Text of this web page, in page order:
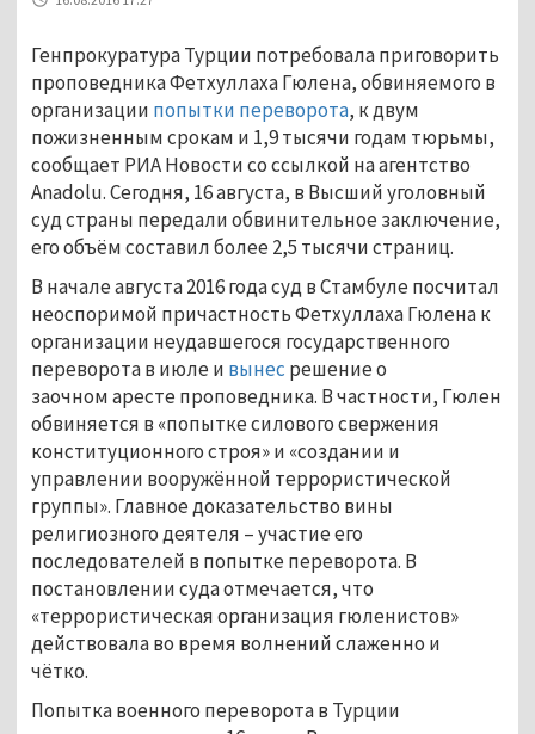
Генпрокуратура Турции потребовала приговорить
проповедника Фетхуллаха Гюлена, обвиняемого в
организации попытки переворота, к двум
пожизненным срокам и 1,9 тысячи годам тюрьмы,
сообщает РИА Новости со ссылкой на агентство
Anadolu. Сегодня, 16 августа, в Высший уголовный
суд страны передали обвинительное заключение,
его объём составил более 2,5 тысячи страниц.
В начале августа 2016 года суд в Стамбуле посчитал
неоспоримой причастность Фетхуллаха Гюлена к
организации неудавшегося государственного
переворота в июле и вынес решение о
заочном аресте проповедника. В частности, Гюлен
обвиняется в «попытке силового свержения
конституционного строя» и «создании и
управлении вооружённой террористической
группы». Главное доказательство вины
религиозного деятеля – участие его
последователей в попытке переворота. В
постановлении суда отмечается, что
«террористическая организация гюленистов»
действовала во время волнений слаженно и
чётко.
Попытка военного переворота в Турции